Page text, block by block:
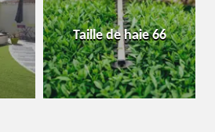
Taille de haie 66